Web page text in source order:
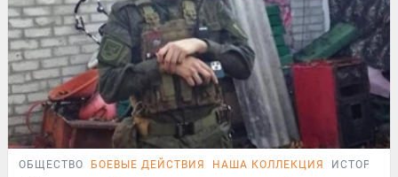
ОБЩЕСТВО БОЕВЫЕ ДЕЙСТВИЯ НАША КОЛЛЕКЦИЯ ИСТОРИИ